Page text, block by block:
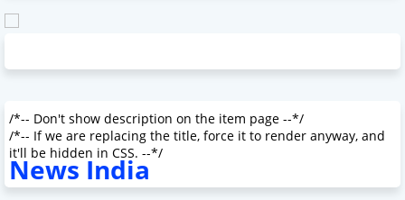
/*-- Don't show description on the item page --*/
/*-- If we are replacing the title, force it to render anyway, and
it'll be hidden in CSS. --*/
News India